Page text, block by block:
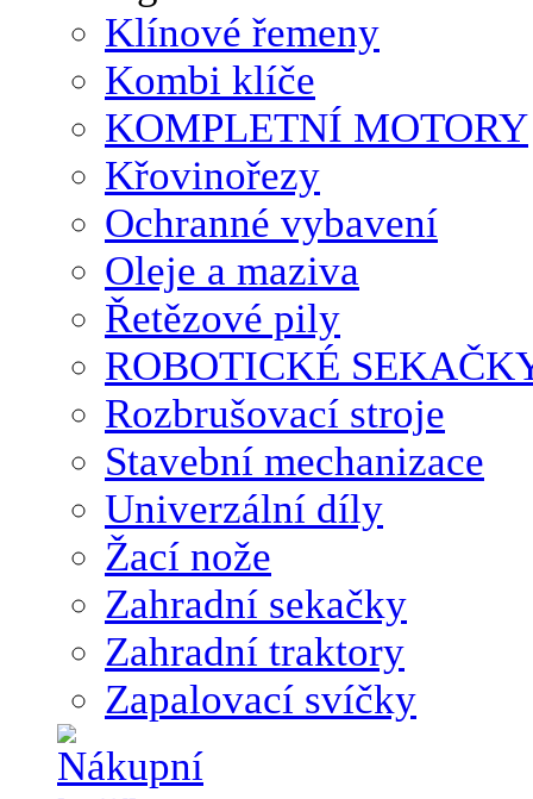
Klínové řemeny
Kombi klíče
KOMPLETNÍ MOTORY
Křovinořezy
Ochranné vybavení
Oleje a maziva
Řetězové pily
ROBOTICKÉ
Rozbrušovací stroje
Stavební mechanizace
Univerzální díly
Žací nože
Zahradní sekačky
Zahradní traktory
Zapalovací svíčky